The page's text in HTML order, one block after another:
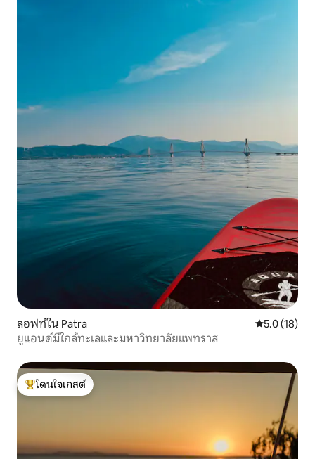
ลอฟท์ใน Patra คะแนนเฉลี่ย
5.0 (18)
ยูแอนด์มีใกล้ทะเลและมหาวิทยาลัยแพทราส
โดนใจเกสต์ที่สุด
โดนใจเกสต์